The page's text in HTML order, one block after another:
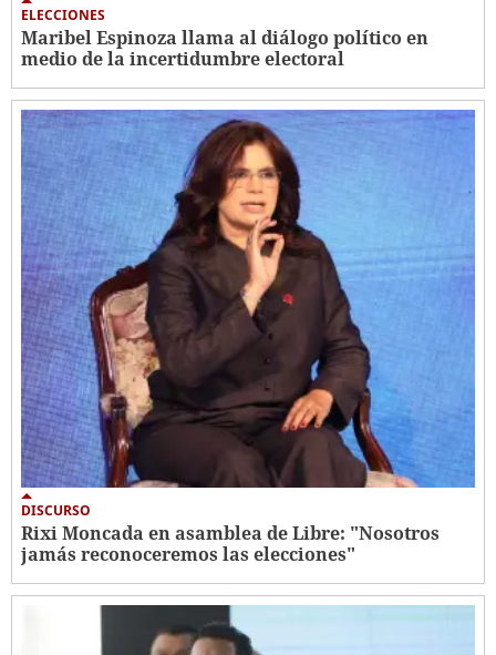
ELECCIONES
Maribel Espinoza llama al diálogo político en
medio de la incertidumbre electoral
DISCURSO
Rixi Moncada en asamblea de Libre: "Nosotros
jamás reconoceremos las elecciones"